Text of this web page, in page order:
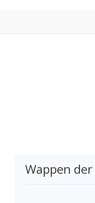
Wappen